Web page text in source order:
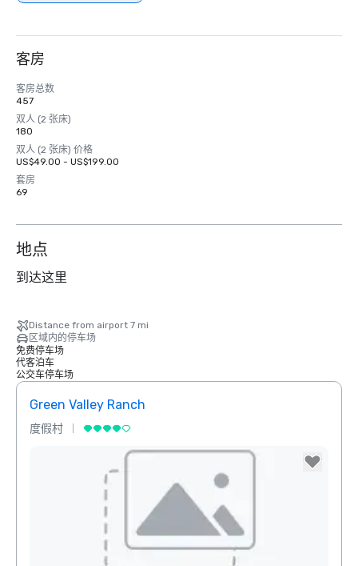
客房
客房总数
457
双人 (2 张床)
180
双人 (2 张床) 价格
US$49.00 - US$199.00
套房
69
地点
到达这里
Distance from airport 7 mi
区域内的停车场
免费停车场
代客泊车
公交车停车场
Green Valley Ranch
度假村